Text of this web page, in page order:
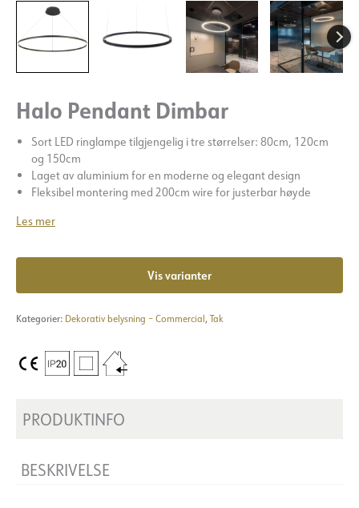
Halo Pendant Dimbar
Sort LED ringlampe tilgjengelig i tre størrelser: 80cm, 120cm
og 150cm
Laget av aluminium for en moderne og elegant design
Fleksibel montering med 200cm wire for justerbar høyde
Les mer
Vis varianter
Kategorier: Dekorativ belysning – Commercial, Tak
PRODUKTINFO
BESKRIVELSE